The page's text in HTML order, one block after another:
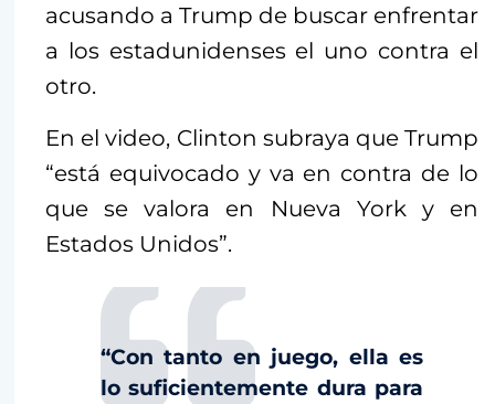
acusando a Trump de buscar enfrentar
a los estadunidenses el uno contra el
otro.
En el video, Clinton subraya que Trump
“está equivocado y va en contra de lo
que se valora en Nueva York y en
Estados Unidos”.
“Con tanto en juego, ella es
lo suficientemente dura para